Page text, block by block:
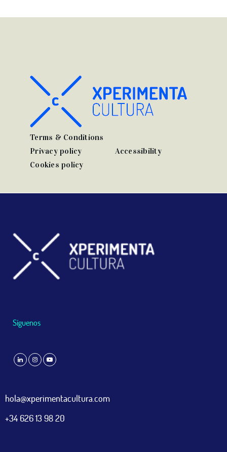
Terms & Conditions
Privacy policy
Accessibility
Cookies policy
Síguenos
hola@xperimentacultura.com
+34 626 13 98 20